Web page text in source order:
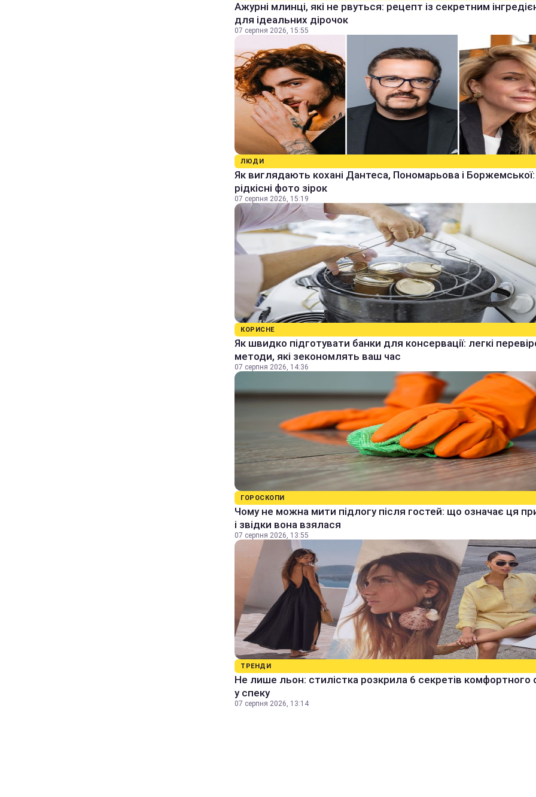
Ажурні млинці, які не рвуться: рецепт із секретним
для ідеальних дірочок
07 серпня 2026, 15:55
ЛЮДИ
Як виглядають кохані Дантеса, Пономарьова і Боржемської:
рідкісні фото зірок
07 серпня 2026, 15:19
КОРИСНЕ
Як швидко підготувати банки для консервації: легкі
методи, які зекономлять ваш час
07 серпня 2026, 14:36
ГОРОСКОПИ
Чому не можна мити підлогу після гостей: що означає ця
і звідки вона взялася
07 серпня 2026, 13:55
ТРЕНДИ
Не лише льон: стилістка розкрила 6 секретів комфортного
у спеку
07 серпня 2026, 13:14